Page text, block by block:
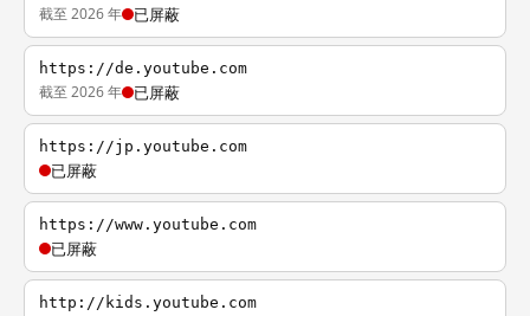
截至 2026 年 已屏蔽
https://de.youtube.com
截至 2026 年 已屏蔽
https://jp.youtube.com
已屏蔽
https://www.youtube.com
已屏蔽
http://kids.youtube.com